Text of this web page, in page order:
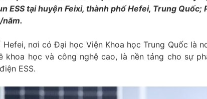
ESS tại huyện Feixi, thành phố Hefei, Trung
năm.
Hefei, nơi có Đại học Viện Khoa học Trung Quốc là
khoa học và công nghệ cao, là nền tảng cho sự
ESS.